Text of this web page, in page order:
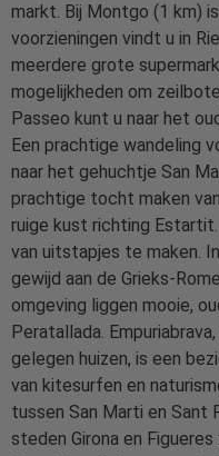
markt. Bij Montgo (1 km)
voorzieningen vindt u in
meerdere grote
mogelijkheden om
Passeo kunt u naar het
Een prachtige wandeling
naar het gehuchtje San
prachtige tocht maken
ruige kust richting Estartit.
van uitstapjes te maken.
gewijd aan de Grieks-
omgeving liggen mooie,
Peratallada.
gelegen huizen, is een
van kitesurfen en
tussen San Marti en Sant
steden Girona en